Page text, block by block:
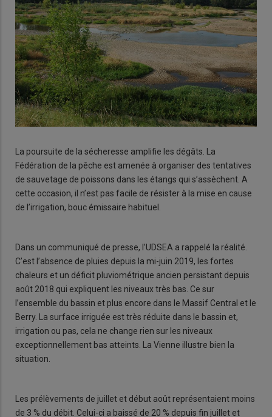
La poursuite de la sécheresse amplifie les dégâts. La
Fédération de la pêche est amenée à organiser des tentatives
de sauvetage de poissons dans les étangs qui s’assèchent. A
cette occasion, il n’est pas facile de résister à la mise en cause
de l’irrigation, bouc émissaire habituel.
Dans un communiqué de presse, l’UDSEA a rappelé la réalité.
C’est l’absence de pluies depuis la mi-juin 2019, les fortes
chaleurs et un déficit pluviométrique ancien persistant depuis
août 2018 qui expliquent les niveaux très bas. Ce sur
l’ensemble du bassin et plus encore dans le Massif Central et le
Berry. La surface irriguée est très réduite dans le bassin et,
irrigation ou pas, cela ne change rien sur les niveaux
exceptionnellement bas atteints. La Vienne illustre bien la
situation.
Les prélèvements de juillet et début août représentaient moins
de 3 % du débit. Celui-ci a baissé de 20 % depuis fin juillet et